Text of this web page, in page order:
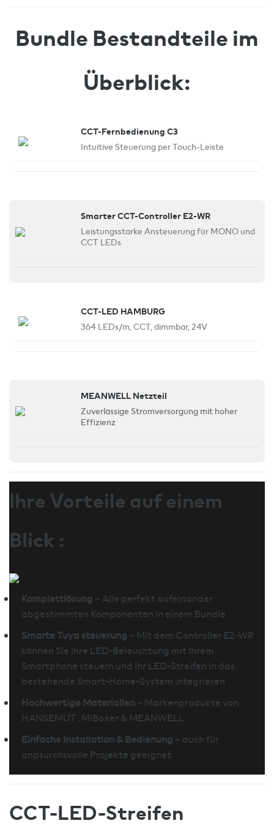
Bundle Bestandteile im
Überblick:
CCT-Fernbedienung C3
Intuitive Steuerung per Touch-Leiste
Smarter CCT-Controller E2-WR
Leistungsstarke Ansteuerung für MONO und
CCT LEDs
CCT-LED HAMBURG
364 LEDs/m, CCT, dimmbar, 24V
MEANWELL Netzteil
Zuverlässige Stromversorgung mit hoher
Effizienz
Ihre Vorteile auf einem
Blick :
Komplettlösung – Alle perfekt aufeinander
abgestimmten Komponenten in einem Bundle
Smarte Tuya steuerung – Mit dem Controller E2-WR
können Sie Ihre LED-Beleuchtung mit Ihrem
Smartphone steuern und Ihr LED-Streifen in das
bestehende Smart-Home-System integrieren
Hochwertige Materialien– Markenprodukte von
HANSEMUT , MiBoxer & MEANWELL
Einfache Installation & Bedienung – auch für
anpsurchsvolle Projekte geeignet
CCT-LED-Streifen